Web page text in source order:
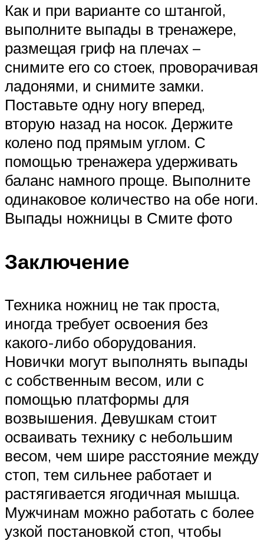
Как и при варианте со штангой,
выполните выпады в тренажере,
размещая гриф на плечах –
снимите его со стоек, проворачивая
ладонями, и снимите замки.
Поставьте одну ногу вперед,
вторую назад на носок. Держите
колено под прямым углом. С
помощью тренажера удерживать
баланс намного проще. Выполните
одинаковое количество на обе ноги.
Выпады ножницы в Смите фото
Заключение
Техника ножниц не так проста,
иногда требует освоения без
какого-либо оборудования.
Новички могут выполнять выпады
с собственным весом, или с
помощью платформы для
возвышения. Девушкам стоит
осваивать технику с небольшим
весом, чем шире расстояние между
стоп, тем сильнее работает и
растягивается ягодичная мышца.
Мужчинам можно работать с более
узкой постановкой стоп, чтобы